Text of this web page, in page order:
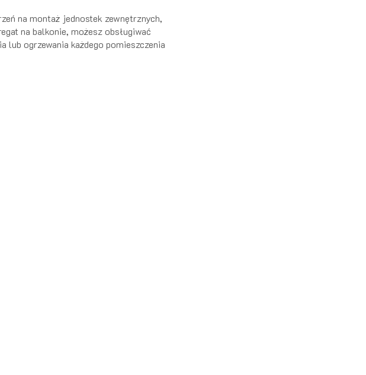
na montaż jednostek zewnętrznych,
na balkonie, możesz obsługiwać
ogrzewania każdego pomieszczenia